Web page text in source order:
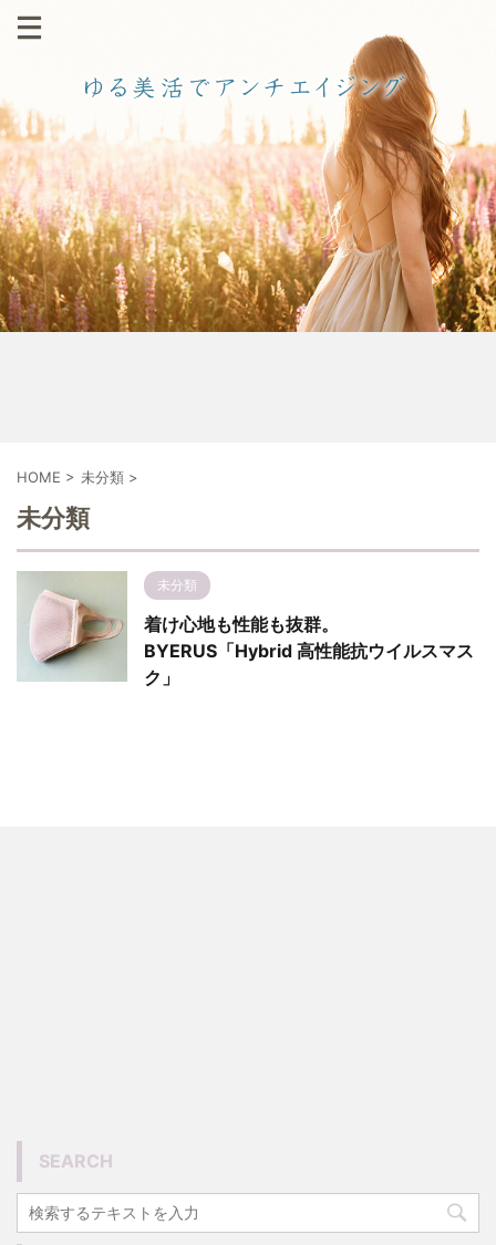
HOME > 未分類 >
未分類
未分類
着け心地も性能も抜群。
BYERUS「Hybrid 高性能抗ウイルスマス
ク」
SEARCH